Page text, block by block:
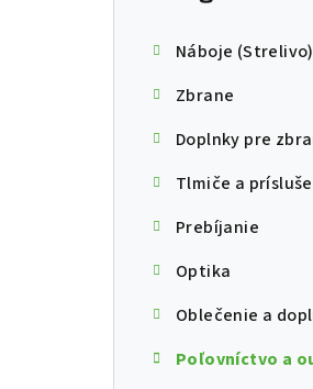
Náboje (Strelivo)
Zbrane
Doplnky pre
Tlmiče a
Prebíjanie
Optika
Oblečenie a
Poľovníctvo a